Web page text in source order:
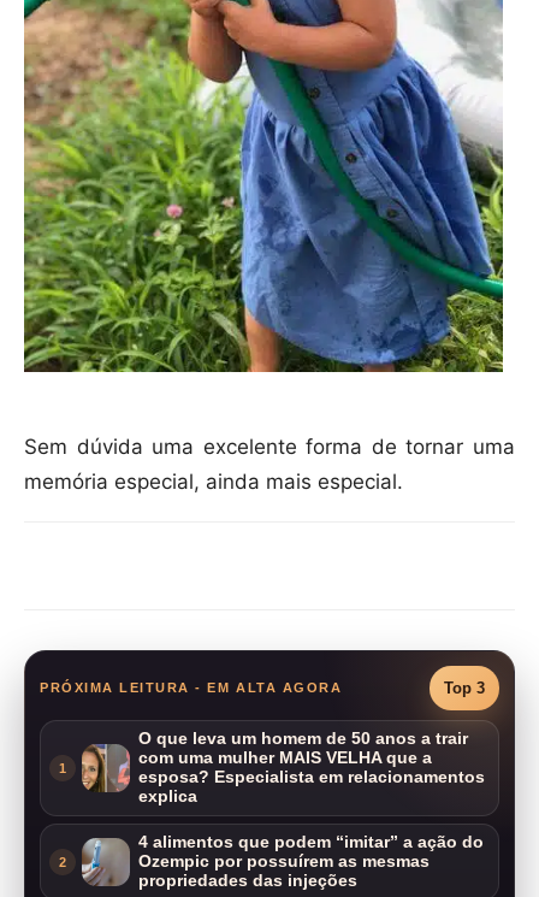
Sem dúvida uma excelente forma de tornar uma
memória especial, ainda mais especial.
PRÓXIMA LEITURA - EM ALTA AGORA Top 3
1
O que leva um homem de 50 anos a trair
com uma mulher MAIS VELHA que a
esposa? Especialista em relacionamentos
explica
2
4 alimentos que podem “imitar” a ação do
Ozempic por possuírem as mesmas
propriedades das injeções